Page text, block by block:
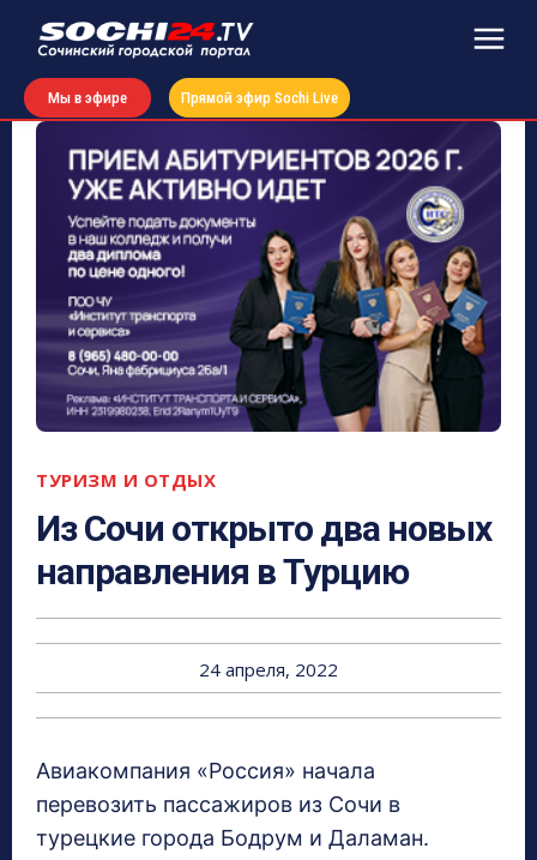
Мы в эфире Прямой эфир Sochi Live
ТУРИЗМ И ОТДЫХ
Из Сочи открыто два новых
направления в Турцию
24 апреля, 2022
Авиакомпания «Россия» начала
перевозить пассажиров из Сочи в
турецкие города Бодрум и Даламан.